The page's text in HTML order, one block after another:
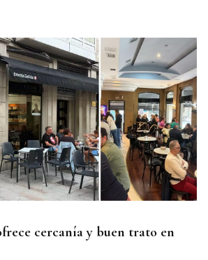
un programa gratuito para
cántabras a iniciarse en la
cercanía y buen trato en